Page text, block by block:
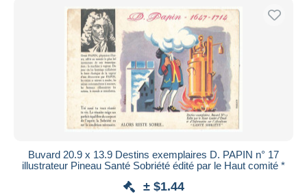
Buvard 20.9 x 13.9 Destins exemplaires D. PAPIN n° 17
illustrateur Pineau Santé Sobriété édité par le Haut comité *
± $1.44